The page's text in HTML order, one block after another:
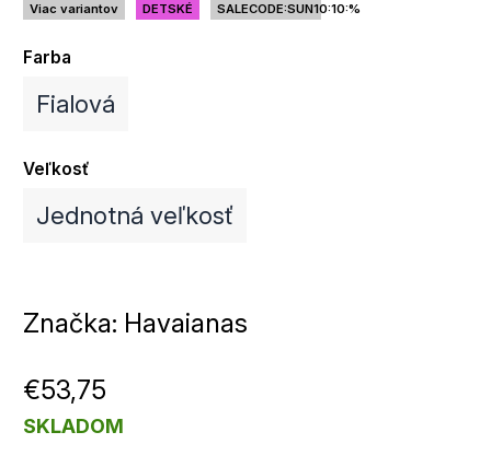
Viac variantov DETSKÉ SALECODE:SUN10:10:%
Farba
Fialová
Veľkosť
Jednotná veľkosť
Značka: Havaianas
€53,75
SKLADOM